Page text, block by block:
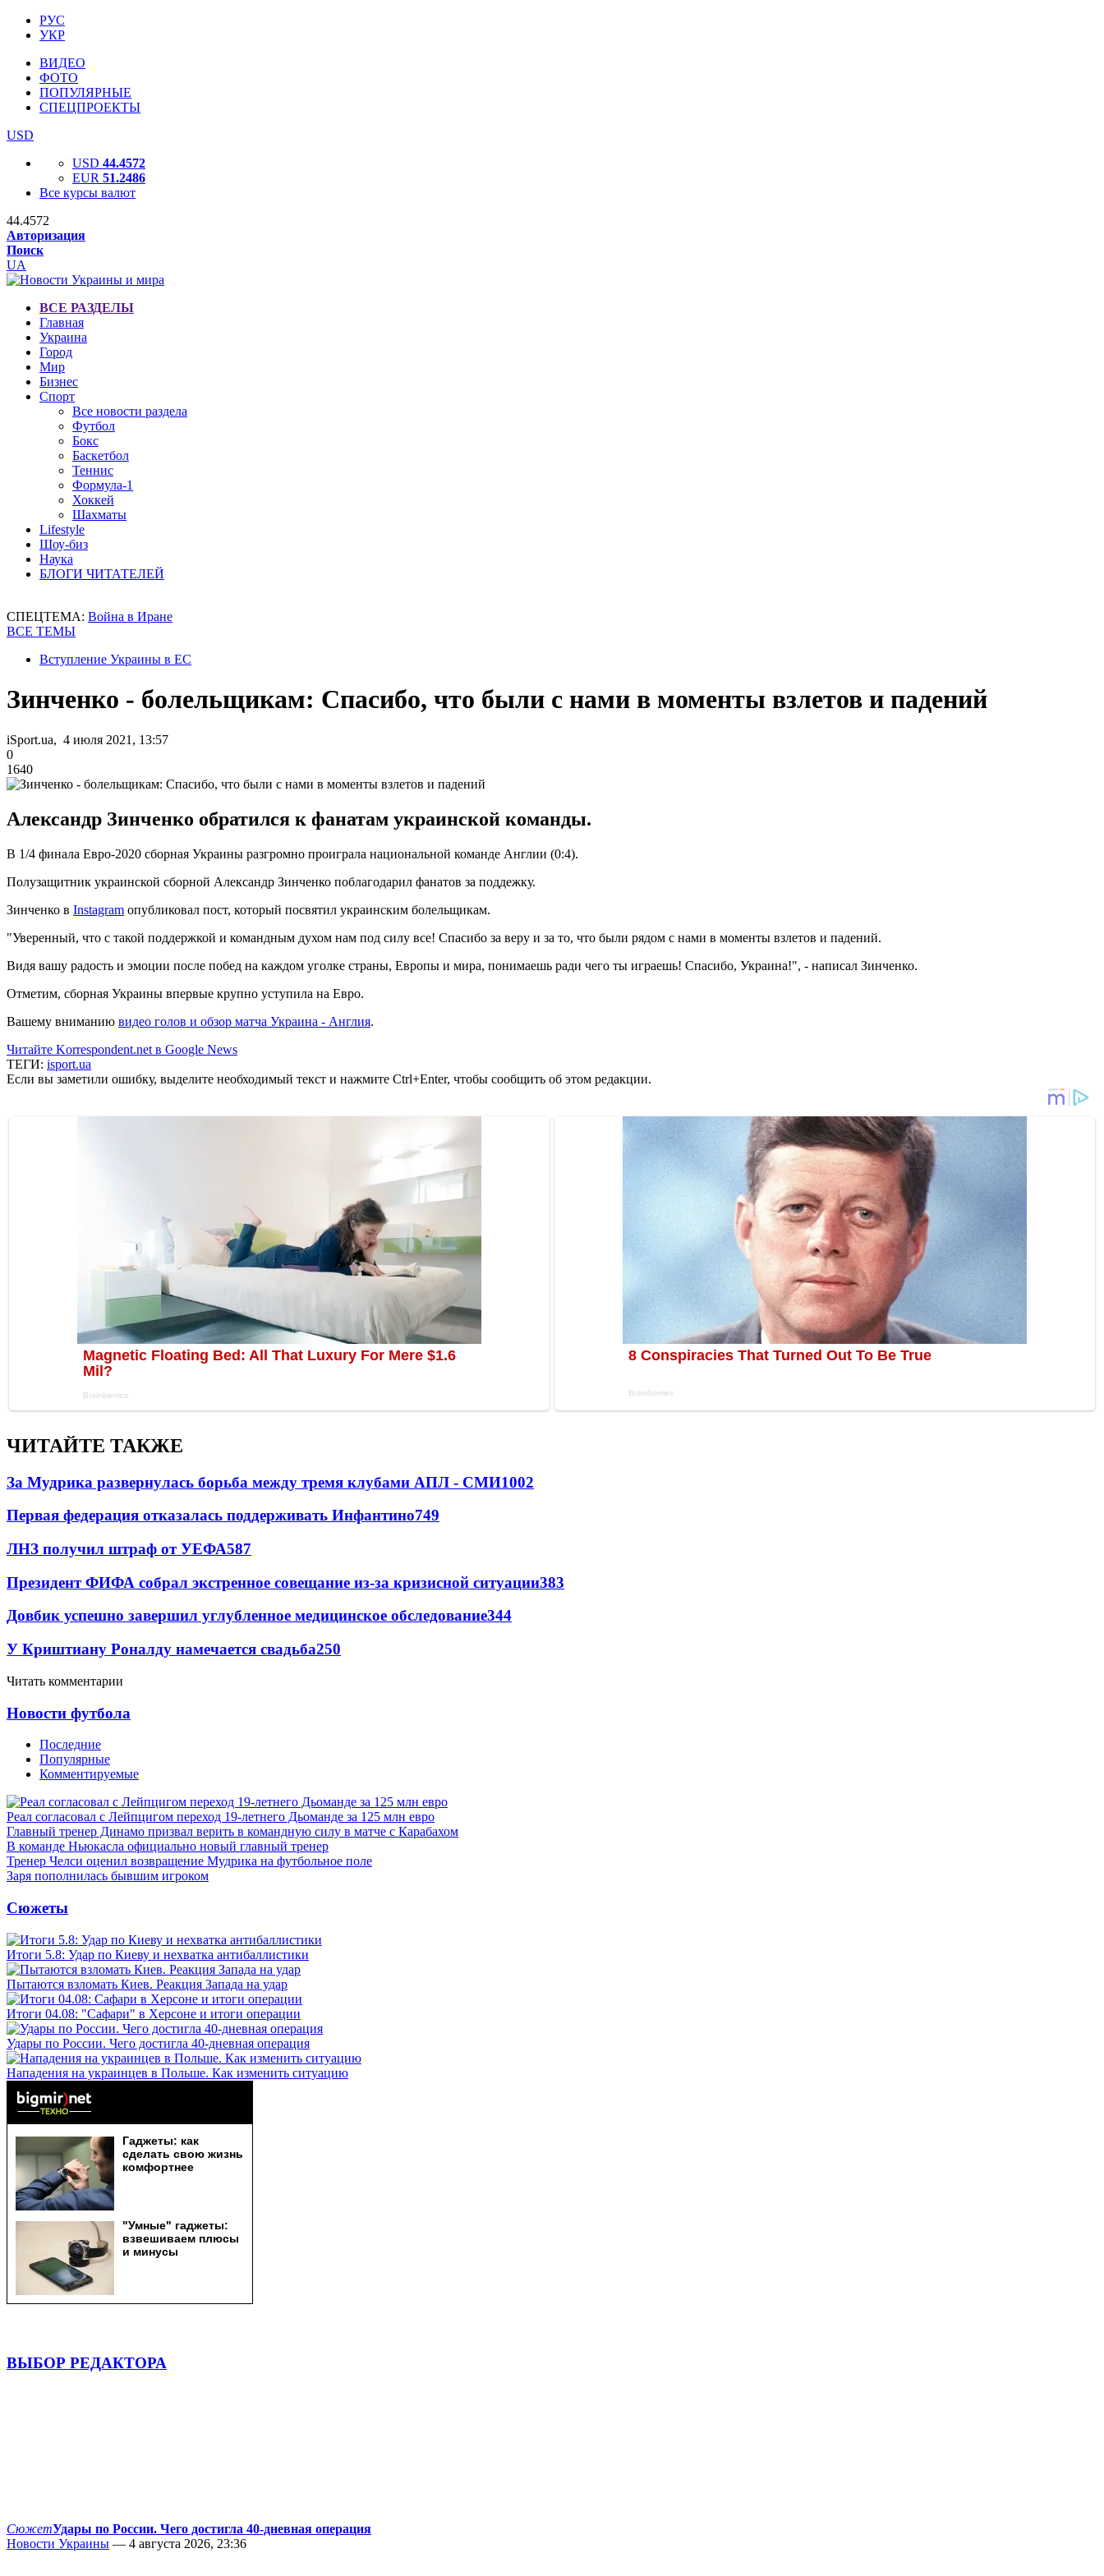
РУС
УКР
ВИДЕО
ФОТО
ПОПУЛЯРНЫЕ
СПЕЦПРОЕКТЫ
USD
USD 44.4572
EUR 51.2486
Все курсы валют
44.4572
Авторизация
Поиск
UA
ВСЕ РАЗДЕЛЫ
Главная
Украина
Город
Мир
Бизнес
Спорт
Все новости раздела
Футбол
Бокс
Баскетбол
Теннис
Формула-1
Хоккей
Шахматы
Lifestyle
Шоу-биз
Наука
БЛОГИ ЧИТАТЕЛЕЙ
СПЕЦТЕМА: Война в Иране
ВСЕ ТЕМЫ
Вступление Украины в ЕС
Зинченко - болельщикам: Спасибо, что были с нами в моменты взлетов и падений
iSport.ua, 4 июля 2021, 13:57
0
1640
Александр Зинченко обратился к фанатам украинской команды.
В 1/4 финала Евро-2020 сборная Украины разгромно проиграла национальной команде Англии (0:4).
Полузащитник украинской сборной Александр Зинченко поблагодарил фанатов за поддежку.
Зинченко в Instagram опубликовал пост, который посвятил украинским болельщикам.
"Уверенный, что с такой поддержкой и командным духом нам под силу все! Спасибо за веру и за то, что были рядом с нами в моменты взлетов и падений.
Видя вашу радость и эмоции после побед на каждом уголке страны, Европы и мира, понимаешь ради чего ты играешь! Спасибо, Украина!", - написал Зинченко.
Отметим, сборная Украины впервые крупно уступила на Евро.
Вашему вниманию видео голов и обзор матча Украина - Англия.
Читайте Korrespondent.net в Google News
ТЕГИ: isport.ua
Если вы заметили ошибку, выделите необходимый текст и нажмите Ctrl+Enter, чтобы сообщить об этом редакции.
ЧИТАЙТЕ ТАКЖЕ
За Мудрика развернулась борьба между тремя клубами АПЛ - СМИ1002
Первая федерация отказалась поддерживать Инфантино749
ЛНЗ получил штраф от УЕФА587
Президент ФИФА собрал экстренное совещание из-за кризисной ситуации383
Довбик успешно завершил углубленное медицинское обследование344
У Криштиану Роналду намечается свадьба250
Читать комментарии
Новости футбола
Последние
Популярные
Комментируемые
Реал согласовал с Лейпцигом переход 19-летнего Дьоманде за 125 млн евро
Главный тренер Динамо призвал верить в командную силу в матче с Карабахом
В команде Ньюкасла официально новый главный тренер
Тренер Челси оценил возвращение Мудрика на футбольное поле
Заря пополнилась бывшим игроком
Сюжеты
Итоги 5.8: Удар по Киеву и нехватка антибаллистики
Пытаются взломать Киев. Реакция Запада на удар
Итоги 04.08: "Сафари" в Херсоне и итоги операции
Удары по России. Чего достигла 40-дневная операция
Нападения на украинцев в Польше. Как изменить ситуацию
ВЫБОР РЕДАКТОРА
СюжетУдары по России. Чего достигла 40-дневная операция
Новости Украины — 4 августа 2026, 23:36